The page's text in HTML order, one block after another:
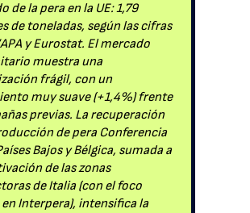
de la pera en la UE: 1,79
de toneladas, según las cifras
y Eurostat. El mercado
muestra una
frágil, con un
muy suave (+1,4%) frente
previas. La recuperación
de pera Conferencia
Bajos y Bélgica, sumada a
de las zonas
de Italia (con el foco
Interpera), intensifica la